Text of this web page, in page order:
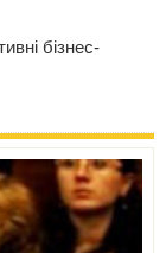
бізнес-